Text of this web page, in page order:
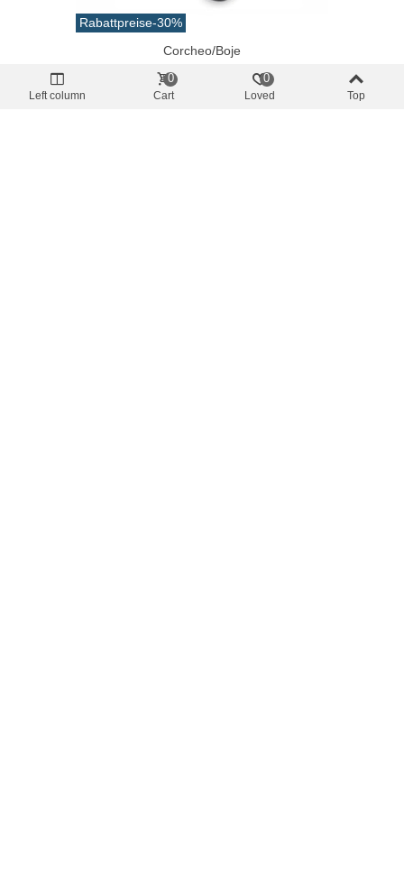
Rabattpreise-30%
Corcheo/Boje
Shimano AX 2500 FC Rolle
19,57 € (inkl. MwSt.) 27,95 €
Left column Cart
0
Loved
0
Top